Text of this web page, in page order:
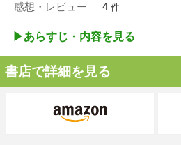
感想・レビュー 4 件
▶︎あらすじ・内容を見る
書店で詳細を見る